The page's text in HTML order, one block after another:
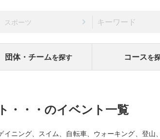
スポーツ
団体・チームを探す コースを
・・・のイベント一覧
ニング、スイム、自転車、ウォーキング、登